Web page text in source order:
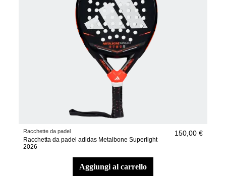
Racchette da padel
Racchetta da padel adidas Metalbone Superlight
2026
150,00 €
aggiungi al carrello